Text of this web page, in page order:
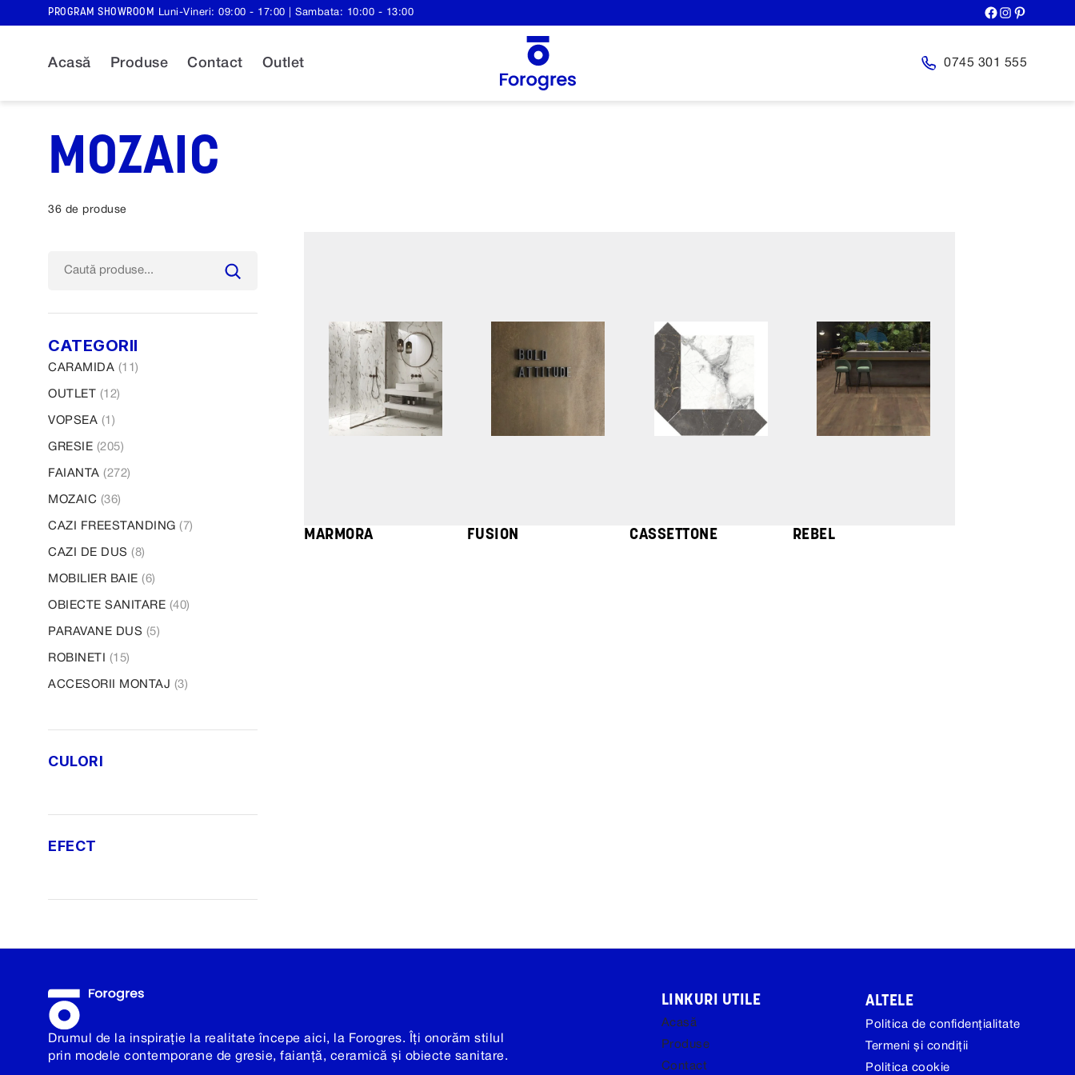
PROGRAM SHOWROOM Luni-Vineri: 09:00 - 17:00 | Sambata: 10:00 - 13:00
Acasă Produse Contact Outlet 0745 301 555
MOZAIC
36 de produse
CATEGORII
CARAMIDA 11 11
OUTLET 1212
VOPSEA 1 1
produs
GRESIE 205205
produse
FAIANTA 272272
MOZAIC 3636
de
CAZI FREESTANDING 77
CAZI DE DUS 88
produse
MOBILIER BAIE 66
produse
OBIECTE SANITARE 4040
PARAVANE DUS 55
ROBINETI 1515
produse
ACCESORII MONTAJ 33
CULORI
EFECT
MARMORA FUSION CASSETTONE REBEL
Drumul de la inspirație la realitate începe aici, la Forogres. Îți onorăm stilul
prin modele contemporane de gresie, faianță, ceramică și obiecte sanitare.
LINKURI UTILE
Acasă
Produse
Contact
ALTELE
Politica de confidențialitate
Termeni și condiții
Politica cookie